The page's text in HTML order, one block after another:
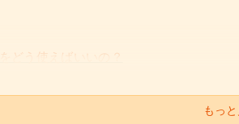
どう使えばいいの？
もっ